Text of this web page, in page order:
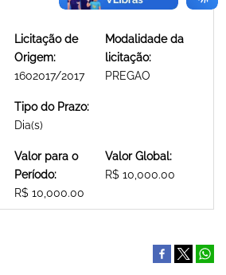
Licitação de
Origem:
1602017/2017
Modalidade da
licitação:
PREGAO
Tipo do Prazo:
Dia(s)
Valor para o
Período:
R$ 10,000.00
Valor Global:
R$ 10,000.00